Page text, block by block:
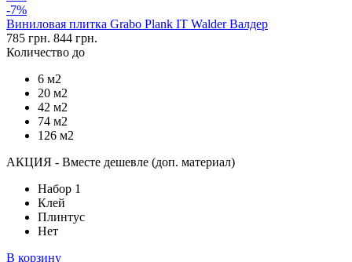
-7%
Виниловая плитка Grabo Plank IT Walder Валдер
785 грн. 844 грн.
Количество до
6 м2
20 м2
42 м2
74 м2
126 м2
АКЦИЯ - Вместе дешевле (доп. материал)
Набор 1
Клей
Плинтус
Нет
В корзину